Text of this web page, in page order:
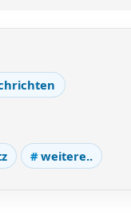
weitere..